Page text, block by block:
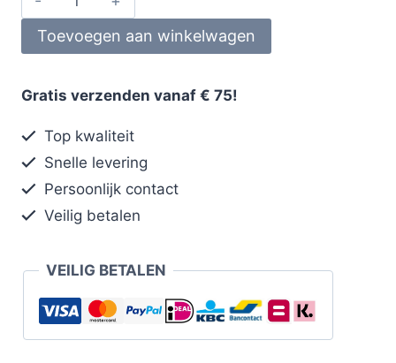
Toevoegen aan winkelwagen
Gratis verzenden vanaf € 75!
Top kwaliteit
Snelle levering
Persoonlijk contact
Veilig betalen
VEILIG BETALEN